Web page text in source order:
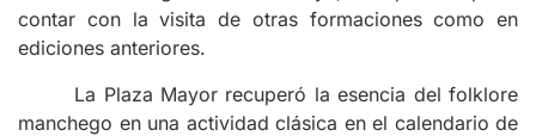
contar con la visita de otras formaciones como en
ediciones anteriores.
La Plaza Mayor recuperó la esencia del folklore
manchego en una actividad clásica en el calendario de